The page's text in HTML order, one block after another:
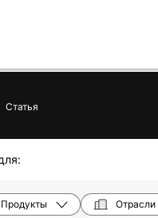
Статья
Продукты Отрасли